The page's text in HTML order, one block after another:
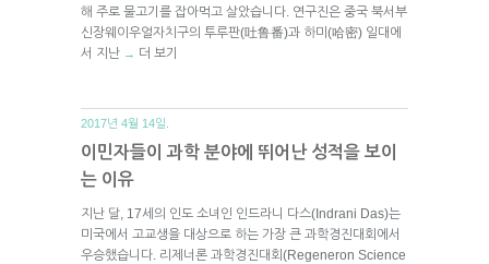
해 주로 물고기를 잡아먹고 살았습니다. 연구진은 중국 북서부
신장웨이우얼자치구의 투루판(吐鲁番)과 하미(哈密) 일대에
서 지난 → 더 보기
2017년 4월 14일.
이민자들이 과학 분야에 뛰어난 성적을 보이
는 이유
지난 달, 17세의 인도 소녀인 인드라니 다스(Indrani Das)는
미국에서 고교생을 대상으로 하는 가장 큰 과학경진대회에서
우승했습니다. 리제너론 과학경진대회(Regeneron Science